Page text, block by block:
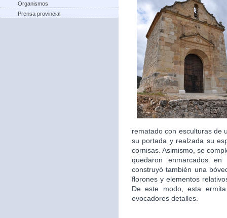
Organismos
Prensa provincial
rematado con esculturas de
su portada y realzada su
cornisas. Asimismo, se
quedaron enmarcados
construyó también una
florones y elementos
De este modo, esta
evocadores detalles.